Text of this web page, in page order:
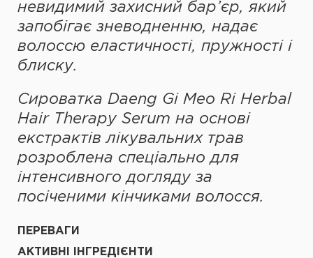
невидимий захисний бар’єр, який
запобігає зневодненню, надає
волоссю еластичності, пружності і
блиску.
Сироватка Daeng Gi Meo Ri Herbal
Hair Therapy Serum на основі
екстрактів лікувальних трав
розроблена спеціально для
інтенсивного догляду за
посіченими кінчиками волосся.
ПЕРЕВАГИ
АКТИВНІ ІНГРЕДІЄНТИ